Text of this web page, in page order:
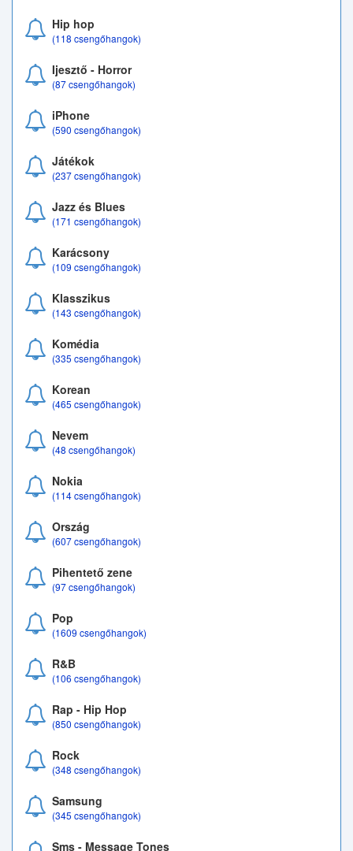
Hip hop
(118 csengőhangok)
Ijesztő - Horror
(87 csengőhangok)
iPhone
(590 csengőhangok)
Játékok
(237 csengőhangok)
Jazz és Blues
(171 csengőhangok)
Karácsony
(109 csengőhangok)
Klasszikus
(143 csengőhangok)
Komédia
(335 csengőhangok)
Korean
(465 csengőhangok)
Nevem
(48 csengőhangok)
Nokia
(114 csengőhangok)
Ország
(607 csengőhangok)
Pihentető zene
(97 csengőhangok)
Pop
(1609 csengőhangok)
R&B
(106 csengőhangok)
Rap - Hip Hop
(850 csengőhangok)
Rock
(348 csengőhangok)
Samsung
(345 csengőhangok)
Sms - Message Tones